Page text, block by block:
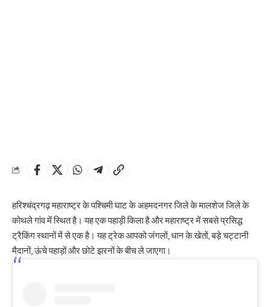
हरिश्चंद्रगढ़ महाराष्ट्र के पश्चिमी घाट के अहमदनगर जिले के मालशेज जिले के
कोथले गांव में स्थित है। यह एक पहाड़ी किला है और महाराष्ट्र में सबसे प्रसिद्ध
ट्रैकिंग स्थानों में से एक है। यह ट्रेक आपको जंगलों, धान के खेतों, बड़े चट्टानी
मैदानों, ऊंचे पहाड़ों और छोटे झरनों के बीच ले जाएगा।